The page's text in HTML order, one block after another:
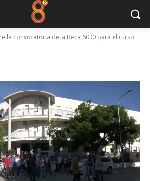
la convocatoria de la Beca 6000 para el curso